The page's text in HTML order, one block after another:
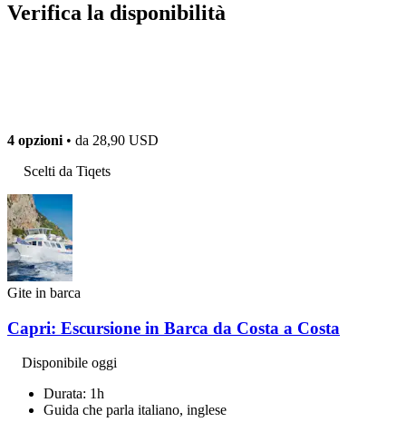
Verifica la disponibilità
4 opzioni • da 28,90 USD
Scelti da Tiqets
Gite in barca
Capri: Escursione in Barca da Costa a Costa
Disponibile oggi
Durata: 1h
Guida che parla italiano, inglese